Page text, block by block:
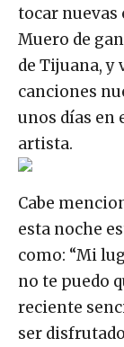
tocar nuevas
Muero de
de Tijuana, y
canciones
unos días en
artista.
Cabe
esta noche
como: “Mi
no te puedo
reciente
ser